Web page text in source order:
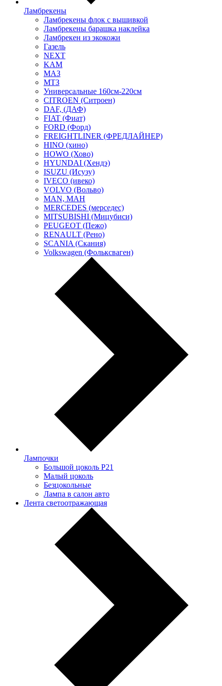
Ламбрекены
Ламбрекены флок с вышивкой
Ламбрекены барашка наклейка
Ламбрекен из экокожи
Газель
NEXT
KAM
МАЗ
МТЗ
Универсальные 160см-220см
CITROEN (Ситроен)
DAF, (ДАФ)
FIAT (Фиат)
FORD (Форд)
FREIGHTLINER (ФРЕДЛАЙНЕР)
HINO (хино)
HOWO (Хово)
HYUNDAI (Хендэ)
ISUZU (Исузу)
IVECO (ивеко)
VOLVO (Вольво)
MAN, МАН
MERCEDES (мерседес)
MITSUBISHI (Мицубиси)
PEUGEOT (Пежо)
RENAULT (Рено)
SCANIA (Скания)
Volkswagen (Фольксваген)
Лампочки
Большой цоколь P21
Малый цоколь
Безцокольные
Лампа в салон авто
Лента светоотражающая